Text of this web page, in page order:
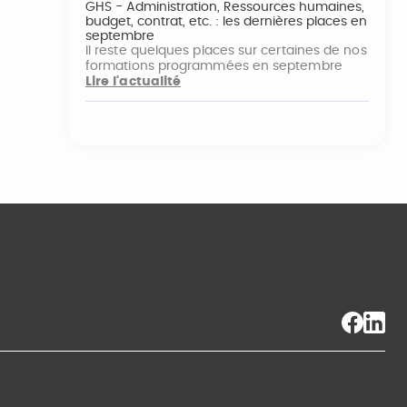
GHS - Administration, Ressources humaines,
budget, contrat, etc. : les dernières places en
septembre
Il reste quelques places sur certaines de nos
formations programmées en septembre
Lire l'actualité